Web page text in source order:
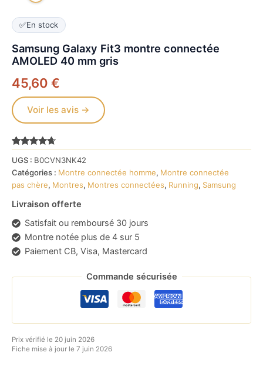
✅En stock
Samsung Galaxy Fit3 montre connectée
AMOLED 40 mm gris
45,60 €
Voir les avis →
sur 5
basé sur
notations
client
UGS : B0CVN3NK42
Catégories : Montre connectée homme, Montre connectée
pas chère, Montres, Montres connectées, Running, Samsung
Livraison offerte
Satisfait ou remboursé 30 jours
Montre notée plus de 4 sur 5
Paiement CB, Visa, Mastercard
Commande sécurisée
Prix vérifié le 20 juin 2026
Fiche mise à jour le 7 juin 2026